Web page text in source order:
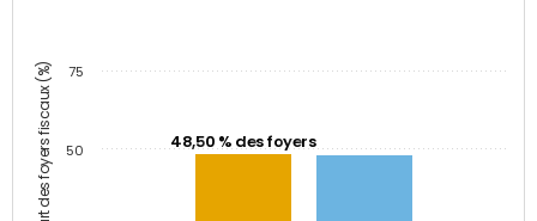
Part des foyers fiscaux (%) 48,50 % des foyers
50
75